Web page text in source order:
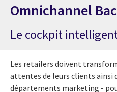
Omnichannel
Le cockpit
Les retailers doivent
attentes de leurs clients ainsi
départements marketing -